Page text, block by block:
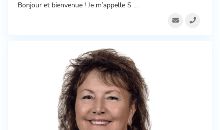
Bonjour et bienvenue ! Je m’appelle S ...